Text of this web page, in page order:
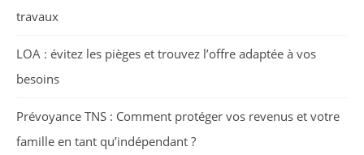
travaux
LOA : évitez les pièges et trouvez l’offre adaptée à vos
besoins
Prévoyance TNS : Comment protéger vos revenus et votre
famille en tant qu’indépendant ?